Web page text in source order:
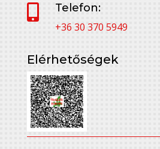

Telefon:
+36 30 370 5949
Elérhetőségek